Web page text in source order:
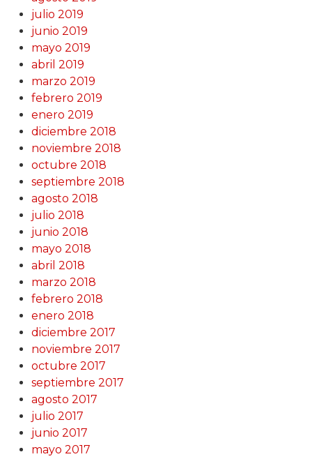
julio 2019
junio 2019
mayo 2019
abril 2019
marzo 2019
febrero 2019
enero 2019
diciembre 2018
noviembre 2018
octubre 2018
septiembre 2018
agosto 2018
julio 2018
junio 2018
mayo 2018
abril 2018
marzo 2018
febrero 2018
enero 2018
diciembre 2017
noviembre 2017
octubre 2017
septiembre 2017
agosto 2017
julio 2017
junio 2017
mayo 2017